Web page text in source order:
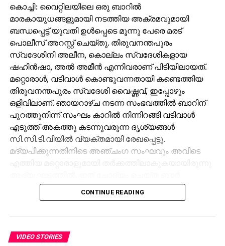
കൊച്ചി: വൈറ്റിലയിലെ ഒരു ബാറില്‍
മാരകായുധങ്ങളുമായി നടത്തിയ അക്രമവുമായി
ബന്ധപ്പെട്ട് യുവതി ഉള്‍പ്പെടെ മൂന്നു പേരെ മരട്
പൊലീസ് അറസ്റ്റ് ചെയ്തു. തിരുവനന്തപുരം
സ്വദേശിനി അലീന, കൊല്ലം സ്വദേശികളായ
ഷഹിന്‍ഷാ, അല്‍ അമീന്‍ എന്നിവരാണ് പിടിയിലായത്.
മറ്റൊരാള്‍, വടിവാള്‍ കൊണ്ടുവന്നതായി കണ്ടെത്തിയ
തിരുവനന്തപുരം സ്വദേശി വൈഷ്ണവ്, ഇപ്പോഴും
ഒളിവിലാണ്. ഞായറാഴ്ച നടന്ന സംഭവത്തില്‍ ബാറിന്
പുറത്തുനിന്ന് സംഘം കാറില്‍ നിന്നിറങ്ങി വടിവാള്‍
എടുത്ത് അകത്തു കടന്നുവരുന്ന ദൃശ്യങ്ങള്‍
സി.സി.ടി.വിയില്‍ വ്യക്തമായി രേഖപ്പെട്ടു.
മദ്യപിക്കുന്നതിനിടെ അഞ്ചംഗ സംഘവും അവിടെ
ജീവനക്കാരുമായി സംഘര്‍ഷം ശക്തമായി. പ്രതികളുടെ
സംഘം ആദ്യം ബാറില്‍ നിന്ന് പുറത്തുപോയെങ്കിലും,
ജീവനക്കാര്‍ക്ക് മര്‍ദനമേല്‍ക്കുകയും അക്രമം
CONTINUE READING
VIDEO STORIES